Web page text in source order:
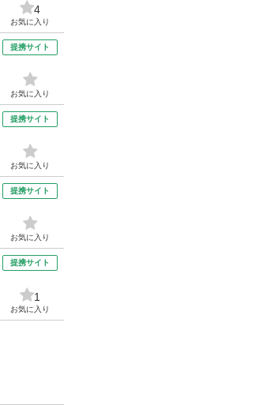
4
お気に入り
提携サイト
お気に入り
提携サイト
お気に入り
提携サイト
お気に入り
提携サイト
1
お気に入り